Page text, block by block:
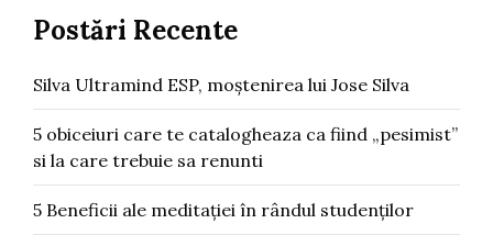
Postări Recente
Silva Ultramind ESP, moștenirea lui Jose Silva
5 obiceiuri care te catalogheaza ca fiind „pesimist”
si la care trebuie sa renunti
5 Beneficii ale meditației în rândul studenților